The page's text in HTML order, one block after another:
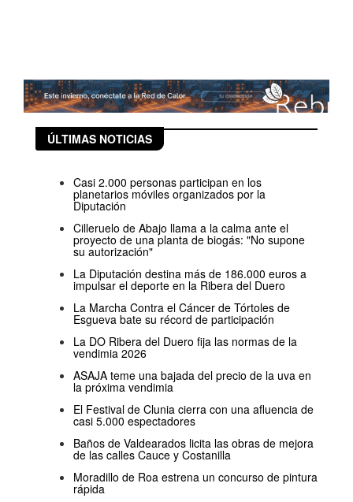
ÚLTIMAS NOTICIAS
Casi 2.000 personas participan en los
planetarios móviles organizados por la
Diputación
Cilleruelo de Abajo llama a la calma ante el
proyecto de una planta de biogás: "No supone
su autorización"
La Diputación destina más de 186.000 euros a
impulsar el deporte en la Ribera del Duero
La Marcha Contra el Cáncer de Tórtoles de
Esgueva bate su récord de participación
La DO Ribera del Duero fija las normas de la
vendimia 2026
ASAJA teme una bajada del precio de la uva en
la próxima vendimia
El Festival de Clunia cierra con una afluencia de
casi 5.000 espectadores
Baños de Valdearados licita las obras de mejora
de las calles Cauce y Costanilla
Moradillo de Roa estrena un concurso de pintura
rápida